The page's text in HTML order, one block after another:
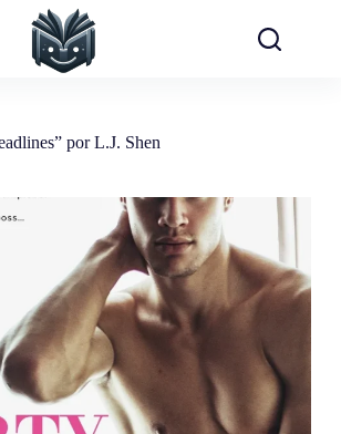
por L.J. Shen